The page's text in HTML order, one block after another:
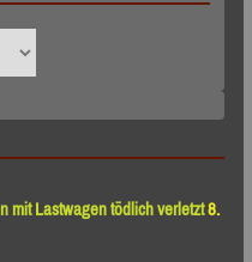
Lastwagen tödlich verletzt8.